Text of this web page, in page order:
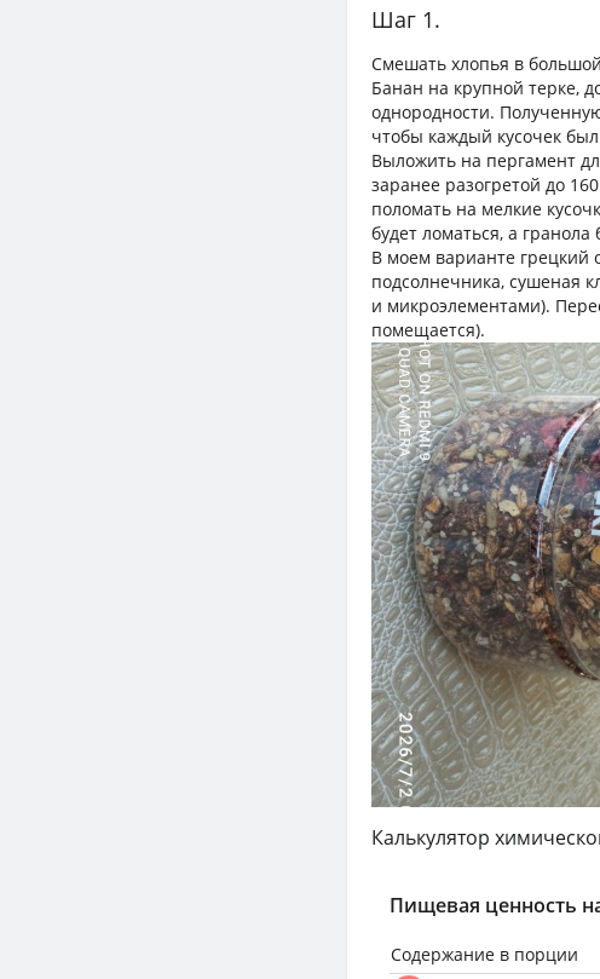
Шаг 1.
Смешать хлопья в
Банан на крупной терке,
однородности.
чтобы каждый кусочек
Выложить на пергамент
заранее разогретой до
поломать на мелкие
будет ломаться, а
В моем варианте грецкий
подсолнечника, сушеная
и микроэлементами).
помещается).
Калькулятор
Пищевая ценность
Содержание в порции